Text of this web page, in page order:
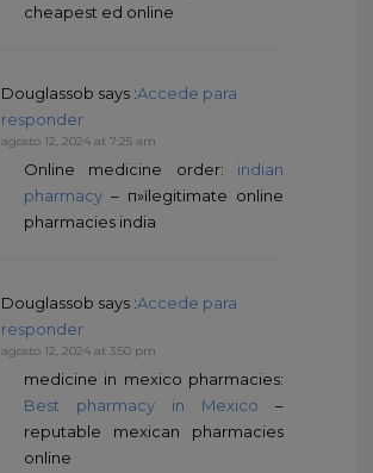
cheapest ed online
Douglassob says :Accede para
responder
agosto 12, 2024 at 7:25 am
Online medicine order: indian
pharmacy – п»їlegitimate online
pharmacies india
Douglassob says :Accede para
responder
agosto 12, 2024 at 3:50 pm
medicine in mexico pharmacies:
Best pharmacy in Mexico –
reputable mexican pharmacies
online